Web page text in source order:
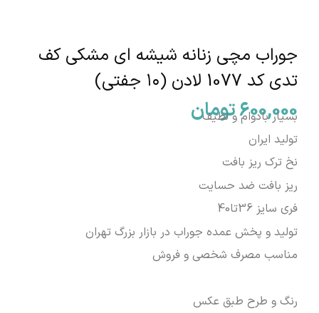
جوراب مچی زنانه شیشه ای مشکی کف
تدی کد 1077 لادن (۱۰ جفتی)
600,000تومان
بسیار بادوام و لطیف
تولید ایران
نخ ترک ریز بافت
ریز بافت ضد حسایت
فری سایز 36تا40
تولید و پخش عمده جوراب در بازار بزرگ تهران
مناسب مصرف شخصی و فروش
رنگ و طرح طبق عکس